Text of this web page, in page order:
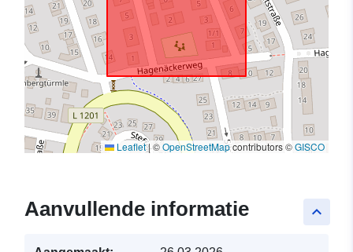
Leaflet|©OpenStreetMapcontributors ©GISCO
keyboard_arrow_up
Aanvullende informatie